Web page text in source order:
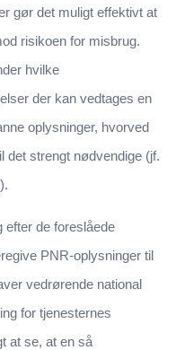
gør det muligt effektivt at
risikoen for misbrug.
hvilke
der kan vedtages en
oplysninger, hvorved
strengt nødvendige (jf.
de foreslåede
PNR-oplysninger til
vedrørende national
for tjenesternes
at se, at en så